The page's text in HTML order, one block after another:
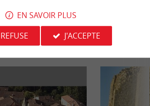
AIMEREZAUSSI
EN SAVOIR PLUS
REFUSE
J'ACCEPTE